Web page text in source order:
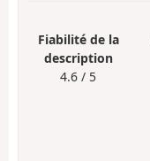
Fiabilité de la
description
4.6 / 5